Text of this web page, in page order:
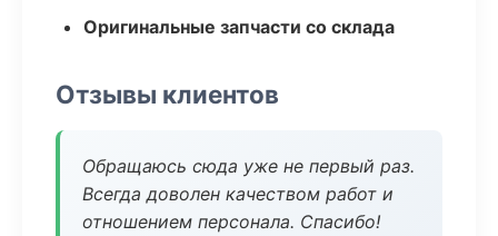
Оригинальные запчасти со склада
Отзывы клиентов
Обращаюсь сюда уже не первый раз.
Всегда доволен качеством работ и
отношением персонала. Спасибо!